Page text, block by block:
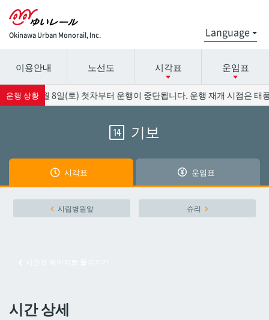
Okinawa Urban Monorail, Inc.
시간표 세부 정보의 방송국 이름을 선택하십시오.
나하공항
요금표에 대한 자세한 내용은 역 이름을 선택하십시오.
나하공항
이용안내 노선도 시각표 운임표
운행 상황
향으로 8월 8일(토) 첫차부터 운행이 중단됩니다. 운행 재개 시점은 태
14 기보
시각표 운임표
시립병원앞 슈리
시간 상세